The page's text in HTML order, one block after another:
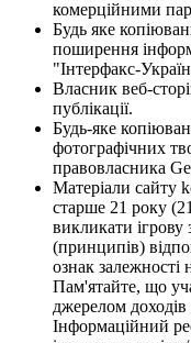
комерційними
Будь яке
поширення
"Інтерфакс-
Власник веб-
публікації.
Будь-яке
фотографічних
правовласника
Матеріали сайту
старше 21 року
викликати
(принципів)
ознак залежності
Пам'ятайте, що
джерелом
Інформаційний